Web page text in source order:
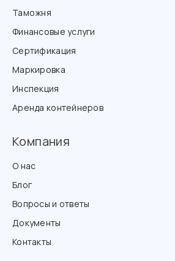
Таможня
Финансовые услуги
Сертификация
Маркировка
Инспекция
Аренда контейнеров
Компания
О нас
Блог
Вопросы и ответы
Документы
Контакты